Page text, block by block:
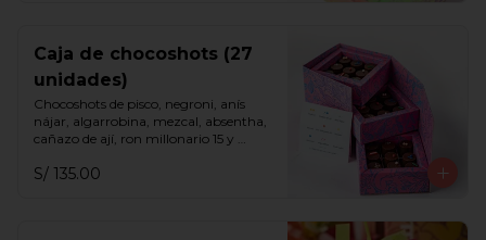
Caja de chocoshots (27
unidades)
Chocoshots de pisco, negroni, anís
nájar, algarrobina, mezcal, absentha,
cañazo de ají, ron millonario 15 y
S/ 135.00